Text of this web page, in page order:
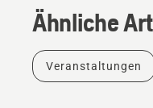
Ähnliche
Veranstaltungen